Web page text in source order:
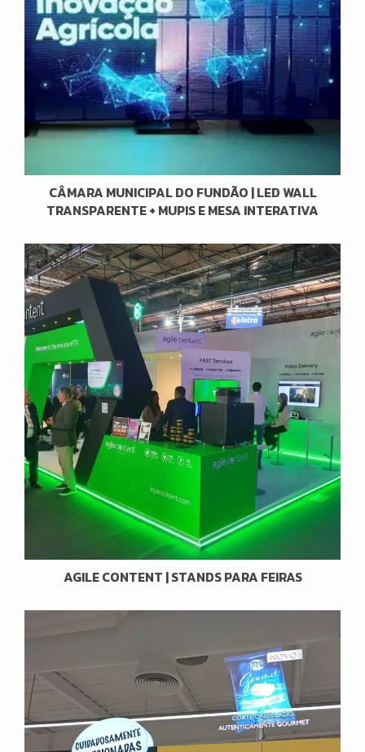
CÂMARA MUNICIPAL DO FUNDÃO | LED WALL
TRANSPARENTE + MUPIS E MESA INTERATIVA
AGILE CONTENT | STANDS PARA FEIRAS